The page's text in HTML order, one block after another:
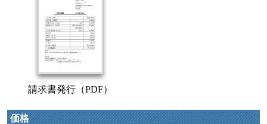
請求書発行（PDF）
価格